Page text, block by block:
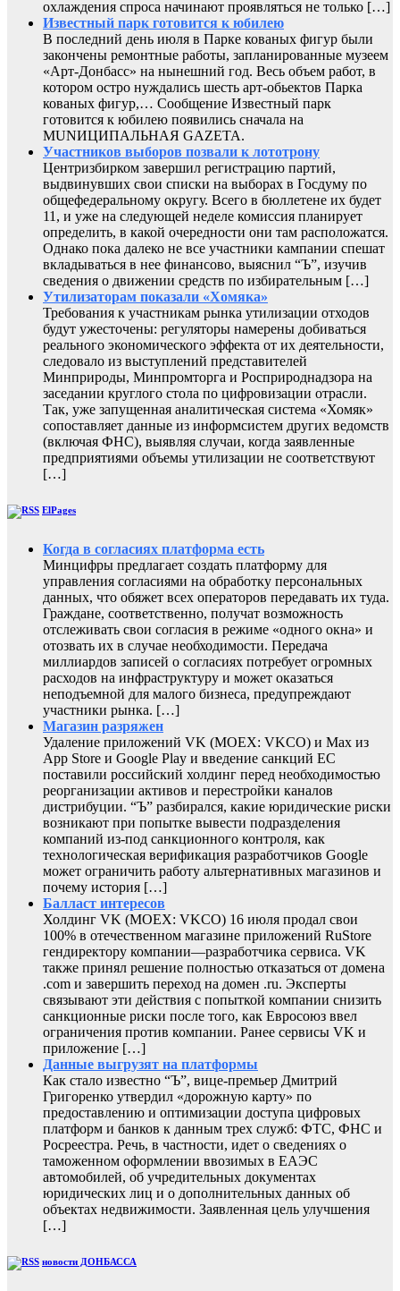
охлаждения спроса начинают проявляться не только […]
Известный парк готовится к юбилею
В последний день июля в Парке кованых фигур были
закончены ремонтные работы, запланированные музеем
«Арт-Донбасс» на нынешний год. Весь объем работ, в
котором остро нуждались шесть арт-обьектов Парка
кованых фигур,… Сообщение Известный парк
готовится к юбилею появились сначала на
MUNИЦИПАЛЬНАЯ GAZЕТА.
Участников выборов позвали к лототрону
Центризбирком завершил регистрацию партий,
выдвинувших свои списки на выборах в Госдуму по
общефедеральному округу. Всего в бюллетене их будет
11, и уже на следующей неделе комиссия планирует
определить, в какой очередности они там расположатся.
Однако пока далеко не все участники кампании спешат
вкладываться в нее финансово, выяснил “Ъ”, изучив
сведения о движении средств по избирательным […]
Утилизаторам показали «Хомяка»
Требования к участникам рынка утилизации отходов
будут ужесточены: регуляторы намерены добиваться
реального экономического эффекта от их деятельности,
следовало из выступлений представителей
Минприроды, Минпромторга и Росприроднадзора на
заседании круглого стола по цифровизации отрасли.
Так, уже запущенная аналитическая система «Хомяк»
сопоставляет данные из информсистем других ведомств
(включая ФНС), выявляя случаи, когда заявленные
предприятиями объемы утилизации не соответствуют
[…]
ElPages
Когда в согласиях платформа есть
Минцифры предлагает создать платформу для
управления согласиями на обработку персональных
данных, что обяжет всех операторов передавать их туда.
Граждане, соответственно, получат возможность
отслеживать свои согласия в режиме «одного окна» и
отозвать их в случае необходимости. Передача
миллиардов записей о согласиях потребует огромных
расходов на инфраструктуру и может оказаться
неподъемной для малого бизнеса, предупреждают
участники рынка. […]
Магазин разряжен
Удаление приложений VK (MOEX: VKCO) и Max из
App Store и Google Play и введение санкций ЕС
поставили российский холдинг перед необходимостью
реорганизации активов и перестройки каналов
дистрибуции. “Ъ” разбирался, какие юридические риски
возникают при попытке вывести подразделения
компаний из-под санкционного контроля, как
технологическая верификация разработчиков Google
может ограничить работу альтернативных магазинов и
почему история […]
Балласт интересов
Холдинг VK (MOEX: VKCO) 16 июля продал свои
100% в отечественном магазине приложений RuStore
гендиректору компании—разработчика сервиса. VK
также принял решение полностью отказаться от домена
.com и завершить переход на домен .ru. Эксперты
связывают эти действия с попыткой компании снизить
санкционные риски после того, как Евросоюз ввел
ограничения против компании. Ранее сервисы VK и
приложение […]
Данные выгрузят на платформы
Как стало известно “Ъ”, вице-премьер Дмитрий
Григоренко утвердил «дорожную карту» по
предоставлению и оптимизации доступа цифровых
платформ и банков к данным трех служб: ФТС, ФНС и
Росреестра. Речь, в частности, идет о сведениях о
таможенном оформлении ввозимых в ЕАЭС
автомобилей, об учредительных документах
юридических лиц и о дополнительных данных об
объектах недвижимости. Заявленная цель улучшения
[…]
новости ДОНБАССА